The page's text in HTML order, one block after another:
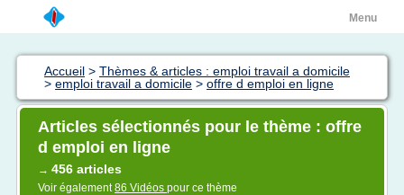
Menu
Accueil > Thèmes & articles : emploi travail a domicile
> emploi travail a domicile > offre d emploi en ligne
Articles sélectionnés pour le thème : offre
d emploi en ligne
→ 456 articles
Voir également86 Vidéos pour ce thème